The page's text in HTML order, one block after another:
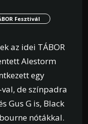
Fesztivál
az idei TÁBOR
Alestorm
egy
de színpadra
Gus G is, Black
nótákkal.